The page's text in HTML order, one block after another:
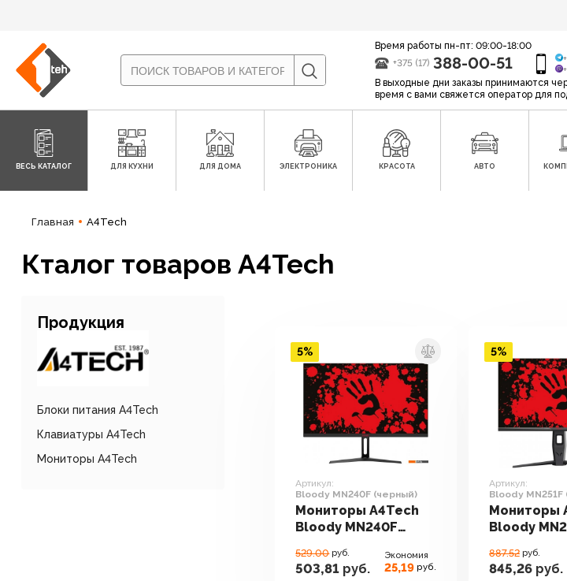
Время работы пн-пт: 09:00-18:00
+375 (17) 388-00-51
В выходные дни заказы принимаются
время с вами свяжется оператор для
ВЕСЬ КАТАЛОГ ДЛЯ КУХНИ ДЛЯ ДОМА ЭЛЕКТРОНИКА КРАСОТА АВТО
Главная A4Tech
Кталог товаров A4Tech
Продукция
Блоки питания A4Tech
Клавиатуры A4Tech
Мониторы A4Tech
Артикул:
Bloody MN240F (черный)
Мониторы A4Tech
Bloody MN240F
529.00 руб.
503,81 руб.
Экономия
25,19 руб.
5%
Артикул:
Bloody
Мониторы
Bloody
887.52 руб.
845,26 руб.
5%